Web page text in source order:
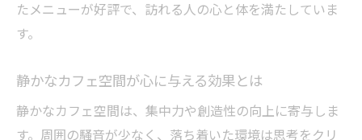
たメニューが好評で、訪れる人の心と体を満たしていま
す。
静かなカフェ空間が心に与える効果とは
静かなカフェ空間は、集中力や創造性の向上に寄与しま
す。周囲の騒音が少なく、落ち着いた環境は思考をクリ